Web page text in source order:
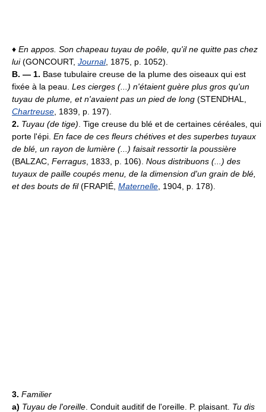
♦ En appos. Son chapeau tuyau de poêle, qu'il ne quitte pas chez
lui(GONCOURT, Journal, 1875, p. 1052).
B. — 1. Base tubulaire creuse de la plume des oiseaux qui est
fixée à la peau. Les cierges (...) n'étaient guère plus gros qu'un
tuyau de plume, et n'avaient pas un pied de long (STENDHAL,
Chartreuse , 1839, p. 197).
2. Tuyau (de tige) . Tige creuse du blé et de certaines céréales, qui
porte l'épi. En face de ces fleurs chétives et des superbes tuyaux
de blé, un rayon de lumière (...) faisait ressortir la poussière
(BALZAC, Ferragus , 1833, p. 106). Nous distribuons (...) des
tuyaux de paille coupés menu, de la dimension d'un grain de blé,
et des bouts de fil(FRAPIÉ, Maternelle , 1904, p. 178).
3. Familier
a) Tuyau de l'oreille . Conduit auditif de l'oreille. P. plaisant. Tu dis